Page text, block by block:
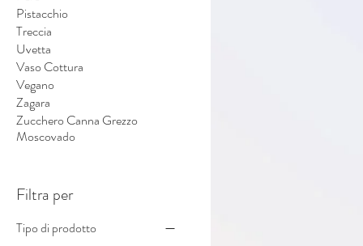
Pistacchio
Treccia
Uvetta
Vaso Cottura
Vegano
Zagara
Zucchero Canna Grezzo
Moscovado
Filtra per
Tipo di prodotto